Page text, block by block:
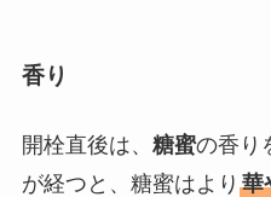
香り
開栓直後は、 糖蜜の香り
が経つと、糖蜜はより 華